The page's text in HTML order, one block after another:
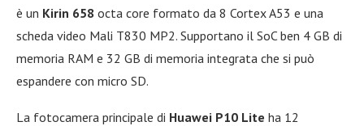
è un Kirin 658 octa core formato da 8 Cortex A53 e una
scheda video Mali T830 MP2. Supportano il SoC ben 4 GB di
memoria RAM e 32 GB di memoria integrata che si può
espandere con micro SD.
La fotocamera principale di Huawei P10 Lite ha 12